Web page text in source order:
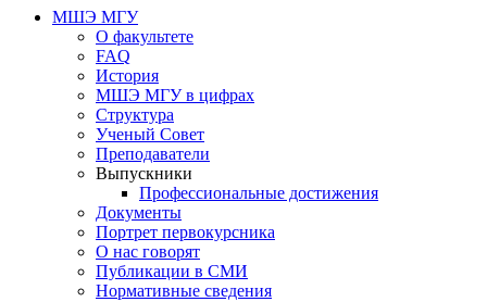
МШЭ МГУ
О факультете
FAQ
История
МШЭ МГУ в цифрах
Структура
Ученый Совет
Преподаватели
Выпускники
Профессиональные достижения
Документы
Портрет первокурсника
О нас говорят
Публикации в СМИ
Нормативные сведения